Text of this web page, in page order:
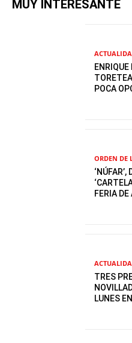
MUY INTERESANTE
POCA
ORDEN DE
FERIA DE
TRES
LUNES